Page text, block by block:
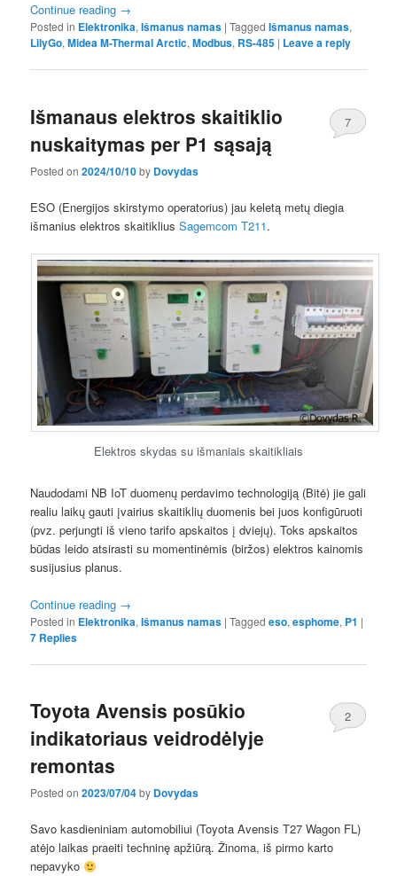
Continue reading →
Posted in Elektronika,Išmanus namas |Tagged Išmanus namas,
LilyGo,Midea M-Thermal Arctic,Modbus, RS-485 | Leave a reply
Išmanaus elektros skaitiklio
nuskaitymas per P1 sąsają
Posted on2024/10/10by Dovydas
7
ESO (Energijos skirstymo operatorius) jau keletą metų diegia
išmanius elektros skaitikliusSagemcom T211.
Elektros skydas su išmaniais skaitikliais
Naudodami NB IoT duomenų perdavimo technologiją (Bitė) jie gali
realiu laikų gauti įvairius skaitiklių duomenis bei juos konfigūruoti
(pvz. perjungti iš vieno tarifo apskaitos į dviejų). Toks apskaitos
būdas leido atsirasti su momentinėmis (biržos) elektros kainomis
susijusius planus.
Continue reading →
Posted in Elektronika,Išmanus namas |Tagged eso,esphome, P1 |
7 Replies
Toyota Avensis posūkio
indikatoriaus veidrodėlyje
remontas
Posted on2023/07/04by Dovydas
2
Savo kasdieniniam automobiliui (Toyota Avensis T27 Wagon FL)
atėjo laikas praeiti techninę apžiūrą. Žinoma, iš pirmo karto
nepavyko